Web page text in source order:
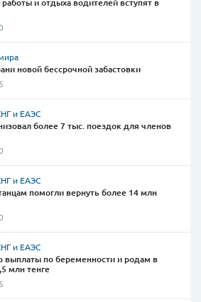
и отдыха водителей вступят в
новой бессрочной забастовки
и ЕАЭС
более 7 тыс. поездок для членов
и ЕАЭС
помогли вернуть более 14 млн
и ЕАЭС
по беременности и родам в
млн тенге